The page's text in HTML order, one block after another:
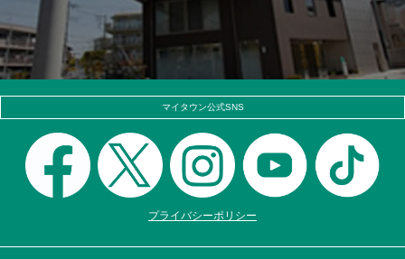
マイタウン公式SNS
プライバシーポリシー